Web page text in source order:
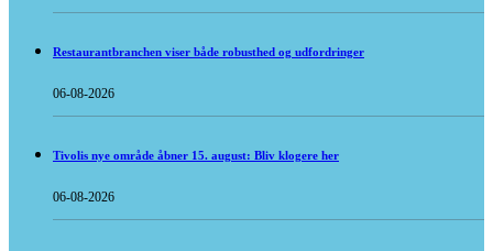
Restaurantbranchen viser både robusthed og udfordringer
06-08-2026
Tivolis nye område åbner 15. august: Bliv klogere her
06-08-2026